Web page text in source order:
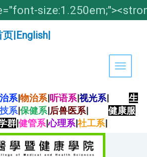
页|English|
Toggle
系|物治系|听语系|视光系| 生
系|保健系|后兽医系| 健康服
群|健管系|心理系|社工系|